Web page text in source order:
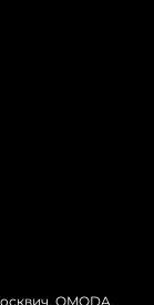
OMODA,